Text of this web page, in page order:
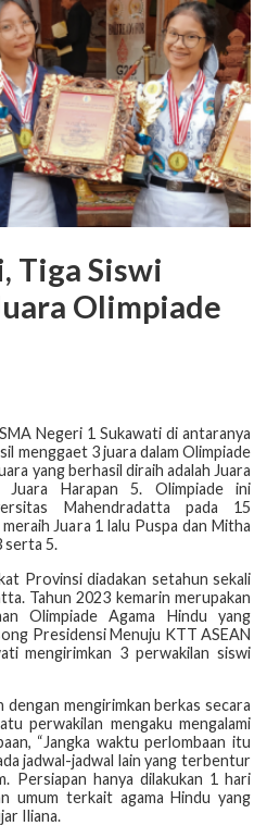
Tiga Siswi
Olimpiade
Negeri 1 Sukawati di antaranya
menggaet 3 juara dalam Olimpiade
yang berhasil diraih adalah Juara
Harapan 5. Olimpiade ini
Mahendradatta pada 15
Juara 1 lalu Puspa dan Mitha
serta 5.
Provinsi diadakan setahun sekali
Tahun 2023 kemarin merupakan
Olimpiade Agama Hindu yang
Presidensi Menuju KTT ASEAN
mengirimkan 3 perwakilan siswi
mengirimkan berkas secara
perwakilan mengaku mengalami
“Jangka waktu perlombaan itu
jadwal-jadwal lain yang terbentur
Persiapan hanya dilakukan 1 hari
umum terkait agama Hindu yang
Iliana.